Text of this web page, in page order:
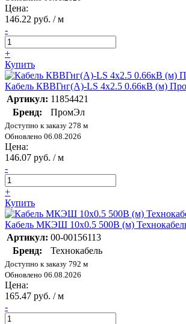
Цена:
146.22 руб. / м
-
+
Купить
Кабель КВВГнг(А)-LS 4х2.5 0.66кВ (м)
Артикул: 11854421
Бренд:
ПромЭл
Доступно к заказу 278 м
Обновлено 06.08.2026
Цена:
146.07 руб. / м
-
+
Купить
Кабель МКЭШ 10х0.5 500В (м)
Артикул: 00-00156113
Бренд:
Технокабель
Доступно к заказу 792 м
Обновлено 06.08.2026
Цена:
165.47 руб. / м
-